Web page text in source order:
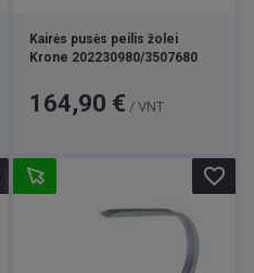
Kairės pusės peilis žolei
Krone 202230980/3507680
Kaina
164,90 € / VNT
favorite_border